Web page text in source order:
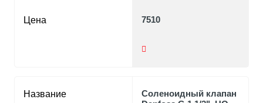
Цена 7510
Название
Соленоидный клапан